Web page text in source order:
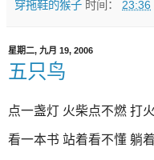
穿拖鞋的猴子 时间： 23:36
星期二, 九月 19, 2006
五只鸟
点一盏灯 火柴点不燃 打
看一本书 站着看不懂 躺